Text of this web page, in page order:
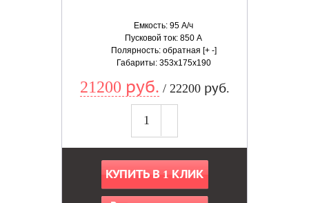
Емкость: 95 А/ч
Пусковой ток: 850 А
Полярность: обратная [+ -]
Габариты: 353x175x190
21200 руб. / 22200 руб.
КУПИТЬ В 1 КЛИК